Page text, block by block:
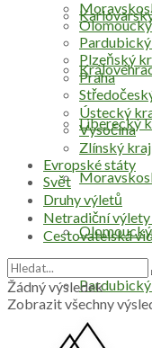
Liberecký
Plzeňský
Plzeňský
Praha
Ústecký
Vysočina
Zlínský kraj
Evropské státy
Svět
Druhy výletů
Netradiční výlety
Cestovatelská
Žádný výsledek
Zobrazit všechny